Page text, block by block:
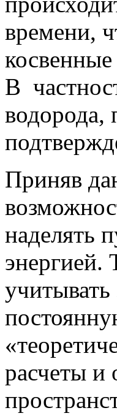
времени,
В
водорода,
Приняв
наделять
энергией.
расчеты и